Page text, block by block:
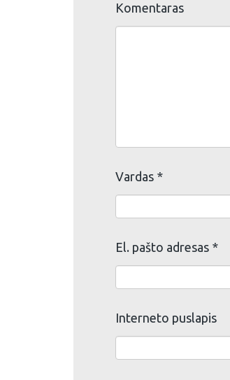
Komentaras
Vardas *
El. pašto adresas *
Interneto puslapis